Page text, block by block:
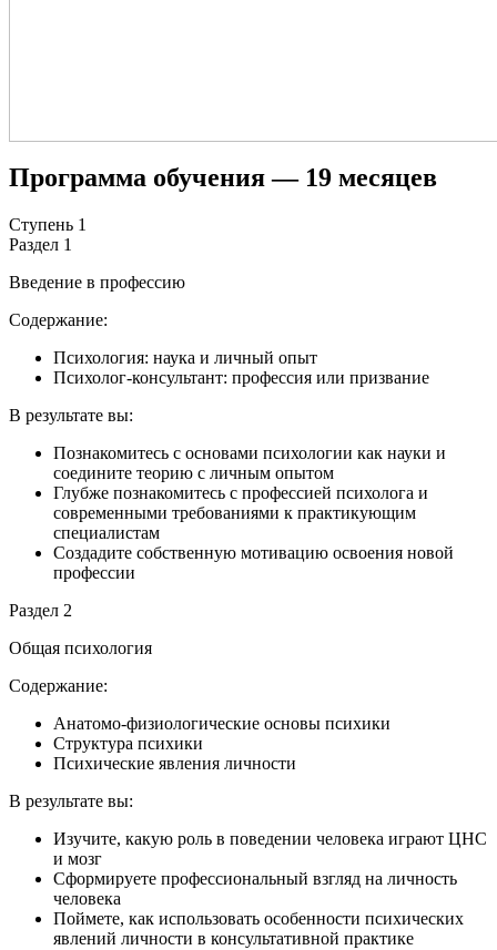
Программа обучения — 19 месяцев
Ступень 1
Раздел 1
Введение в профессию
Содержание:
Психология: наука и личный опыт
Психолог-консультант: профессия или призвание
В результате вы:
Познакомитесь с основами психологии как науки и
соедините теорию с личным опытом
Глубже познакомитесь с профессией психолога и
современными требованиями к практикующим
специалистам
Создадите собственную мотивацию освоения новой
профессии
Раздел 2
Общая психология
Содержание:
Анатомо-физиологические основы психики
Структура психики
Психические явления личности
В результате вы:
Изучите, какую роль в поведении человека играют ЦНС
и мозг
Сформируете профессиональный взгляд на личность
человека
Поймете, как использовать особенности психических
явлений личности в консультативной практике